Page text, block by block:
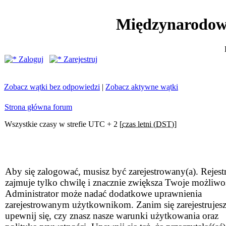
Zaloguj
Zarejestruj
Zobacz wątki bez odpowiedzi | Zobacz aktywne wątki
Strona główna forum
Wszystkie czasy w strefie UTC + 2 [czas letni (DST)]
Aby się zalogować, musisz być zarejestrowany(a).
zajmuje tylko chwilę i znacznie zwiększa Twoje
Administrator może nadać dodatkowe uprawnienia
zarejestrowanym użytkownikom. Zanim się
upewnij się, czy znasz nasze warunki użytkowania oraz